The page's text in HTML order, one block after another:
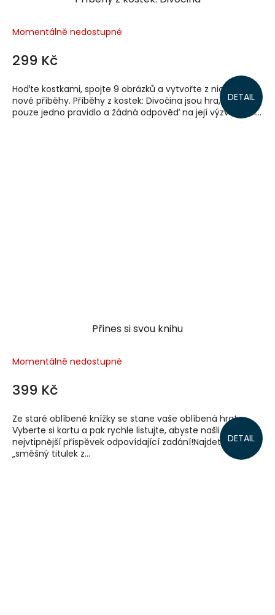
Momentálně nedostupné
299 Kč
DETAIL
Hoďte kostkami, spojte 9 obrázků a vytvořte z nich další
nové příběhy. Příběhy z kostek: Divočina jsou hra, která má
pouze jedno pravidlo a žádná odpověď na její výzvu není...
Přines si svou knihu
Momentálně nedostupné
399 Kč
DETAIL
Ze staré oblíbené knížky se stane vaše oblíbená hra!
Vyberte si kartu a pak rychle listujte, abyste našli co
nejvtipnější příspěvek odpovídající zadání!Najdete
„směšný titulek z...